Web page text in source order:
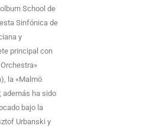
School de
Sinfónica de
y
principal con
la «Malmö
además ha sido
bajo la
Urbanski y